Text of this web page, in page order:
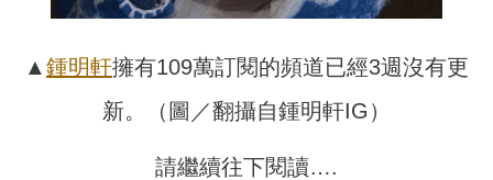
▲ 鍾明軒擁有109萬訂閱的頻道已經3週沒有更
新。（圖／翻攝自鍾明軒IG）
請繼續往下閱讀….